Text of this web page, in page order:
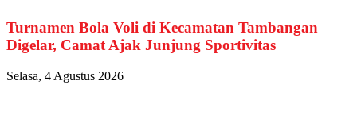
Turnamen Bola Voli di Kecamatan Tambangan
Digelar, Camat Ajak Junjung Sportivitas
Selasa, 4 Agustus 2026